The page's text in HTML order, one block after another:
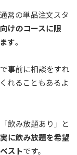
常の単品注文スタ
けのコースに限
す。
事前に相談をすれ
れることもあるよ
飲み放題あり」と
に飲み放題を希望
ストです。